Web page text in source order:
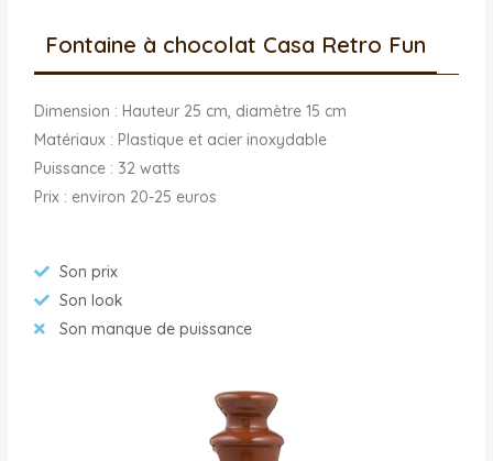
Fontaine à chocolat Casa Retro Fun
Dimension : Hauteur 25 cm, diamètre 15 cm
Matériaux : Plastique et acier inoxydable
Puissance : 32 watts
Prix : environ 20-25 euros
Son prix
Son look
Son manque de puissance